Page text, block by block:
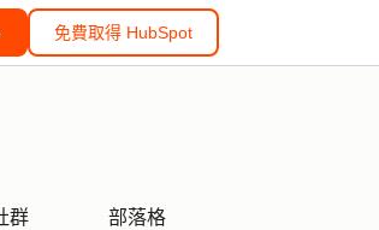
免費取得 HubSpot
群 部落格